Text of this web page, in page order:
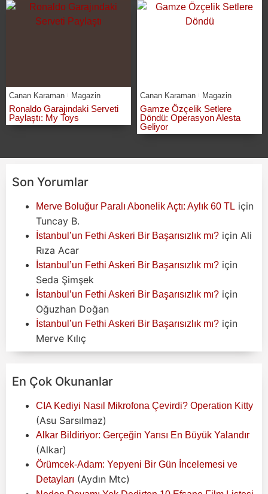
Canan Karaman Magazin
Ronaldo Garajındaki Serveti
Paylaştı: My Toys
Canan Karaman Magazin
Gamze Özçelik Setlere
Döndü: Operasyon Alesta
Geliyor
Son Yorumlar
Merve Boluğur Paralı Abonelik Açtı: Aylık 60 TL için
Tuncay B.
İstanbul’un Fethi Askeri Bir Başarısızlık mı? için Ali
Rıza Acar
İstanbul’un Fethi Askeri Bir Başarısızlık mı? için
Seda Şimşek
İstanbul’un Fethi Askeri Bir Başarısızlık mı? için
Oğuzhan Doğan
İstanbul’un Fethi Askeri Bir Başarısızlık mı? için
Merve Kılıç
En Çok Okunanlar
CIA Kediyi Nasıl Mikrofona Çevirdi? Operation Kitty
(Asu Sarsılmaz)
Alkar Bildiriyor: Gerçeğin Yarısı En Büyük Yalandır
(Alkar)
Örümcek-Adam: Yepyeni Bir Gün İncelemesi ve
Detayları (Aydın Mtc)